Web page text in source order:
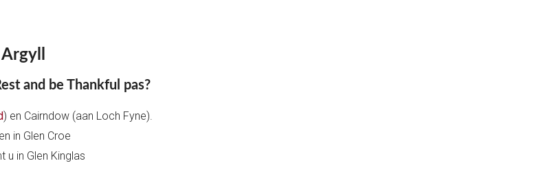
and be Thankful pas?
) en Cairndow (aan Loch Fyne).
in Glen Croe
u in Glen Kinglas